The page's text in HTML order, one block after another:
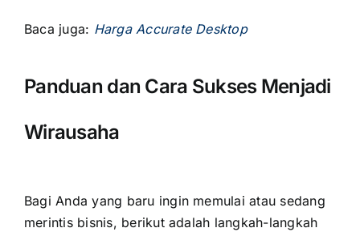
Baca juga: Harga Accurate Desktop
Panduan dan Cara Sukses Menjadi
Wirausaha
Bagi Anda yang baru ingin memulai atau sedang
merintis bisnis, berikut adalah langkah-langkah